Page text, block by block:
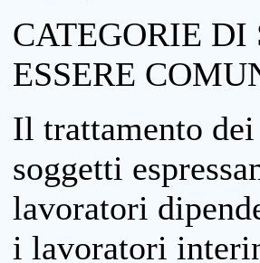
CATEGORIE
ESSERE
Il trattamento
soggetti
lavoratori
i lavoratori